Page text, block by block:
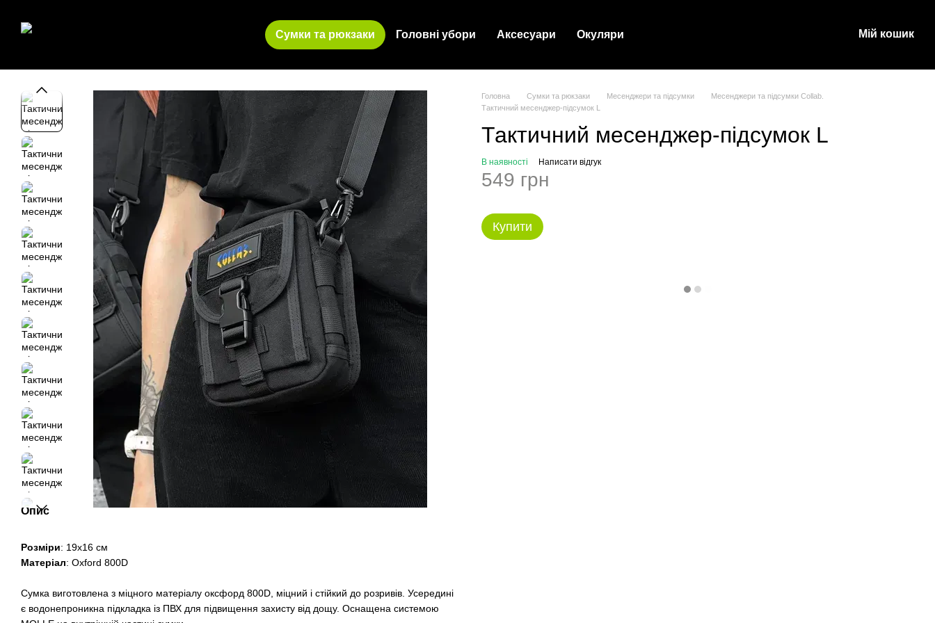
Сумки та рюкзаки Головні убори Аксесуари Окуляри Мій кошик
Опис
Розміри: 19х16 см
Матеріал: Oxford 800D
Сумка виготовлена з міцного матеріалу оксфорд 800D, міцний і стійкий до розривів. Усередині
є водонепроникна підкладка із ПВХ для підвищення захисту від дощу. Оснащена системою
Головна Сумки та рюкзаки Месенджери та підсумки
Месенджери та підсумки Collab.
Тактичний месенджер-підсумок L
Тактичний месенджер-підсумок L
В наявності Написати відгук
549 грн
Купити